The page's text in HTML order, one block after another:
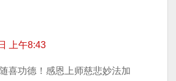
上午8:43
喜功德！感恩上师慈悲妙法加